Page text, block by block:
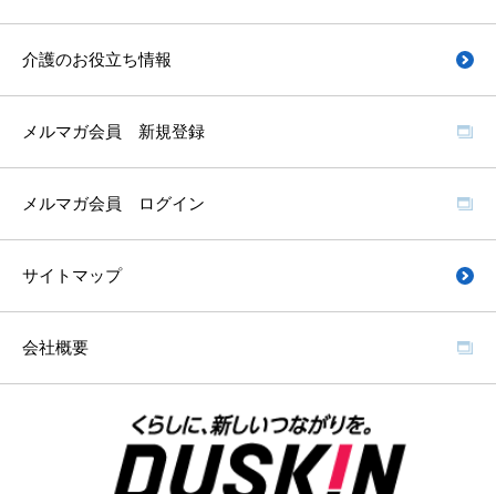
介護のお役立ち情報
メルマガ会員 新規登録
メルマガ会員 ログイン
サイトマップ
会社概要